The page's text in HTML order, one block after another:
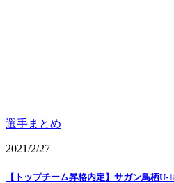
選手まとめ
2021/2/27
【トップチーム昇格内定】サガン鳥栖